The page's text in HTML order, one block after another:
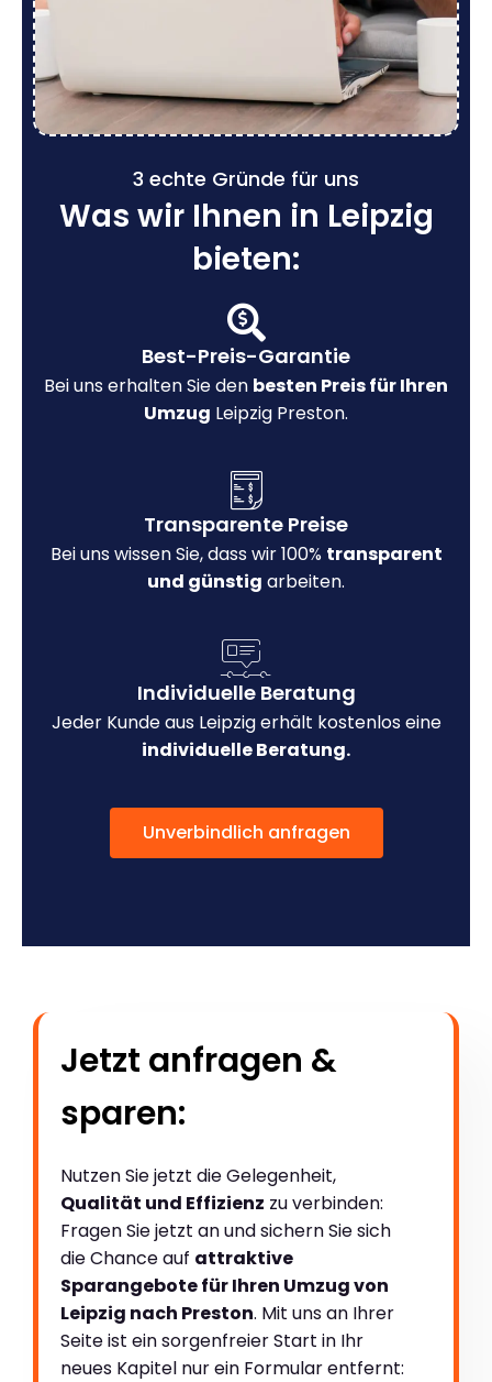
3 echte Gründe für uns
Was wir Ihnen in Leipzig
bieten:
Best-Preis-Garantie
Bei uns erhalten Sie den besten Preis für Ihren
Umzug Leipzig Preston.
Transparente Preise
Bei uns wissen Sie, dass wir 100% transparent
und günstig arbeiten.
Individuelle Beratung
Jeder Kunde aus Leipzig erhält kostenlos eine
individuelle Beratung.
Unverbindlich anfragen
Jetzt anfragen &
sparen:
Nutzen Sie jetzt die Gelegenheit,
Qualität und Effizienz zu verbinden:
Fragen Sie jetzt an und sichern Sie sich
die Chance auf attraktive
Sparangebote für Ihren Umzug von
Leipzig nach Preston. Mit uns an Ihrer
Seite ist ein sorgenfreier Start in Ihr
neues Kapitel nur ein Formular entfernt: